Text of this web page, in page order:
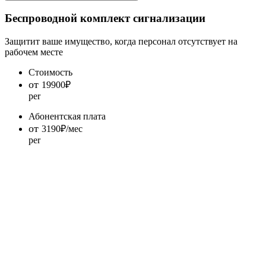
Беспроводной комплект сигнализации
Защитит ваше имущество, когда персонал отсутствует на
рабочем месте
Стоимость
от 19900₽
per
Абонентская плата
от 3190₽/мес
per